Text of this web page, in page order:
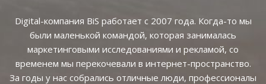
Digital-компания BiS работает с 2007 года. Когда-то мы
были маленькой командой, которая занималась
маркетинговыми исследованиями и рекламой, со
временем мы перекочевали в интернет-пространство.
За годы у нас собрались отличные люди, профессионалы